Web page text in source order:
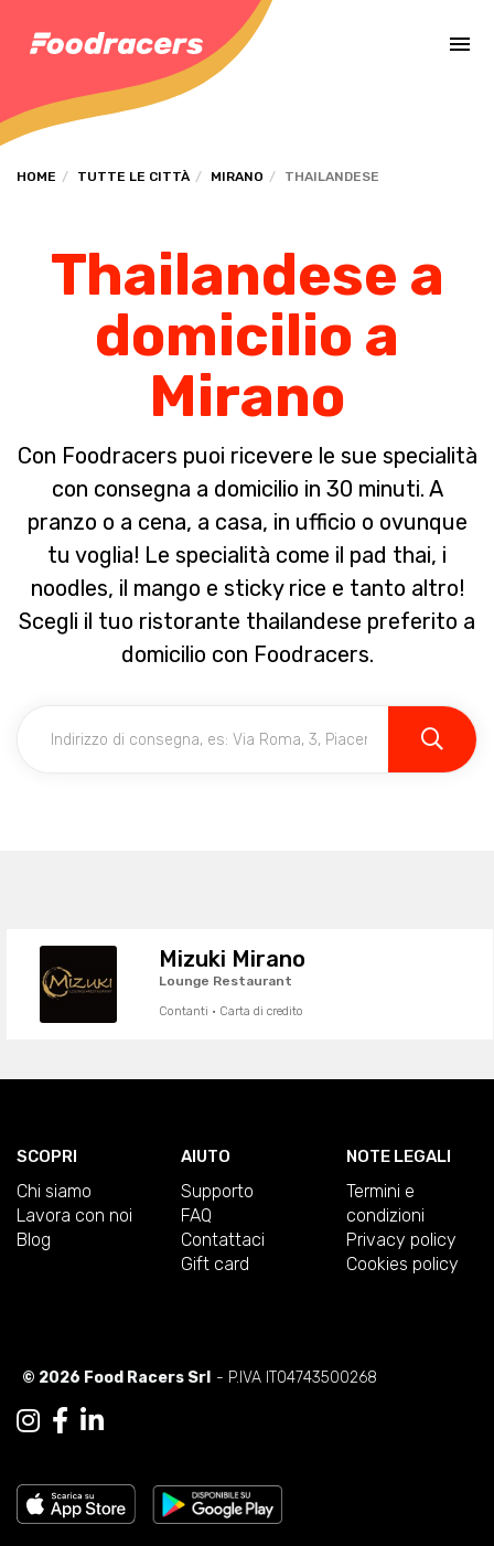
HOME TUTTE LE CITTÀ MIRANO THAILANDESE
Thailandese a
domicilio a
Mirano
Con Foodracers puoi ricevere le sue specialità
con consegna a domicilio in 30 minuti. A
pranzo o a cena, a casa, in ufficio o ovunque
tu voglia! Le specialità come il pad thai, i
noodles, il mango e sticky rice e tanto altro!
Scegli il tuo ristorante thailandese preferito a
domicilio con Foodracers.
Mizuki Mirano
Lounge Restaurant
Contanti · Carta di credito
SCOPRI
Chi siamo
Lavora con noi
Blog
AIUTO
Supporto
FAQ
Contattaci
Gift card
NOTE LEGALI
Termini e
condizioni
Privacy policy
Cookies policy
© 2026 Food Racers Srl - P.IVA IT04743500268